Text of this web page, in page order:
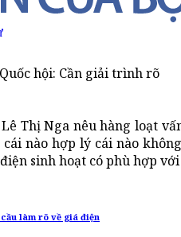
hội: Cần giải trình rõ
Thị Nga nêu hàng loạt
nào hợp lý cái nào
sinh hoạt có phù hợp
làm rõ về giá điện